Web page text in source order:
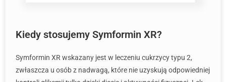
Kiedy stosujemy Symformin XR?
Symformin XR wskazany jest w leczeniu cukrzycy typu 2,
zwłaszcza u osób z nadwagą, które nie uzyskują odpowiedniej